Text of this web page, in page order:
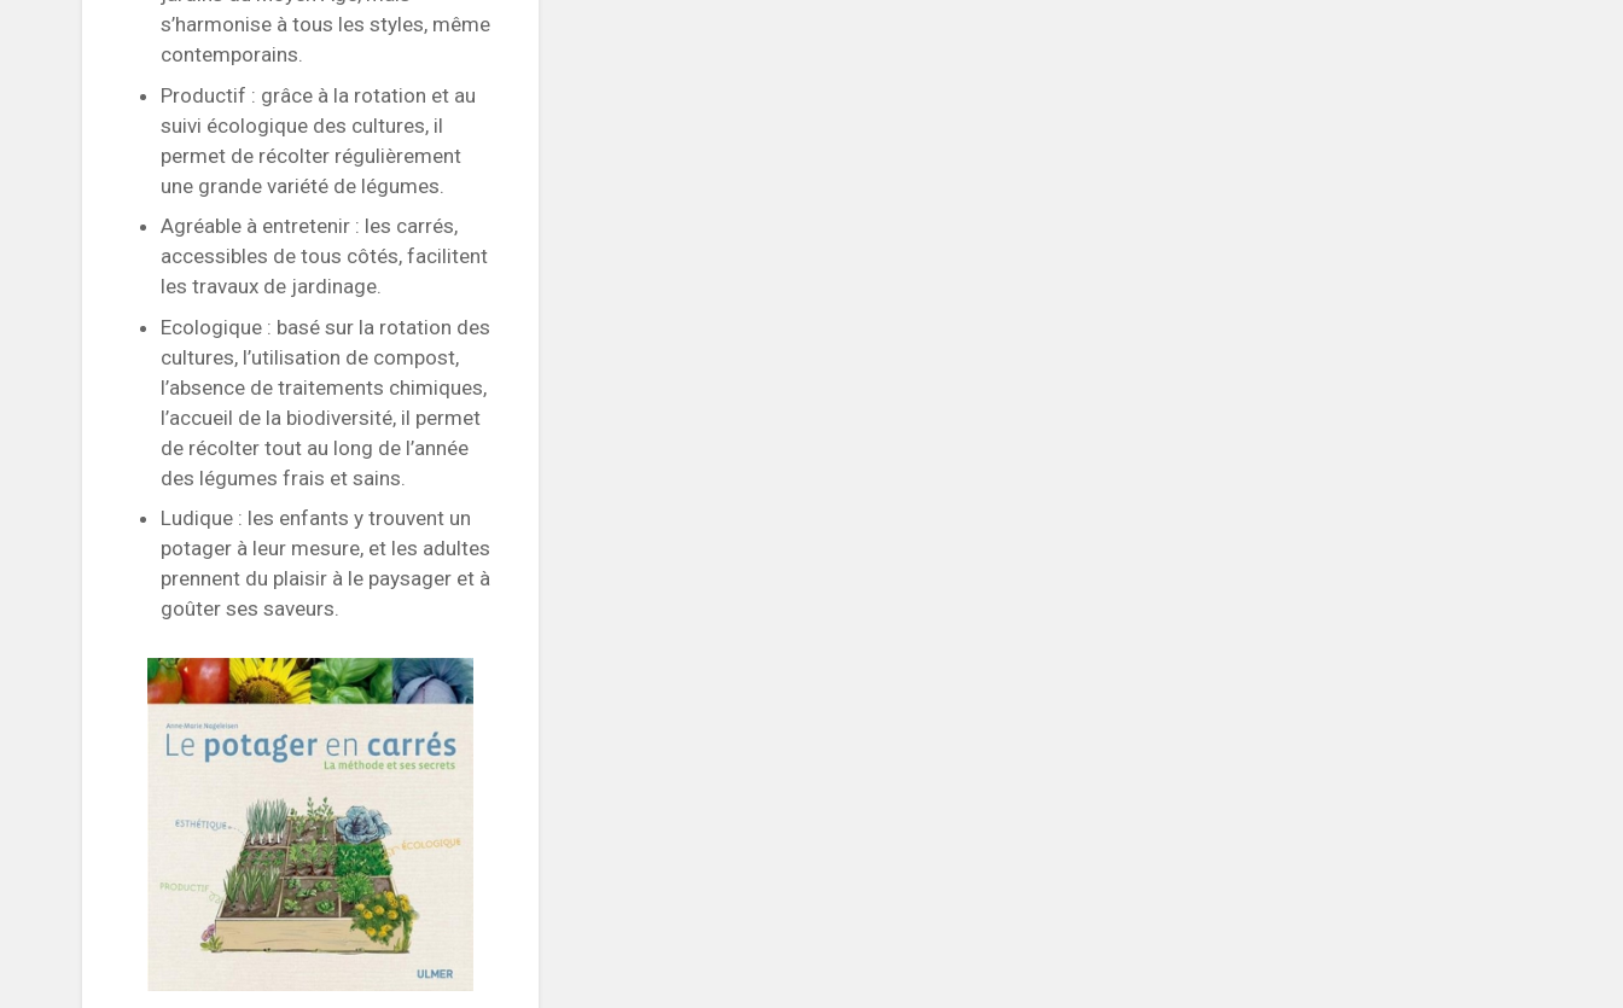
s’harmonise à tous les styles, même
contemporains.
Productif : grâce à la rotation et au
suivi écologique des cultures, il
permet de récolter régulièrement
une grande variété de légumes.
Agréable à entretenir : les carrés,
accessibles de tous côtés, facilitent
les travaux de jardinage.
Ecologique : basé sur la rotation des
cultures, l’utilisation de compost,
l’absence de traitements chimiques,
l’accueil de la biodiversité, il permet
de récolter tout au long de l’année
des légumes frais et sains.
Ludique : les enfants y trouvent un
potager à leur mesure, et les adultes
prennent du plaisir à le paysager et à
goûter ses saveurs.